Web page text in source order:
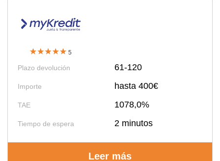
5
Plazo devolución 61-120
Importe hasta 400€
TAE 1078,0%
Tiempo de espera 2 minutos
Leer más